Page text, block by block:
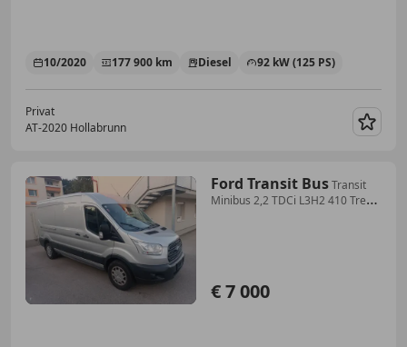
10/2020 177 900 km Diesel 92 kW (125 PS)
Privat
AT-2020 Hollabrunn
Ford Transit BusTransit
Minibus 2,2 TDCi L3H2 410 Trend
€ 7 000